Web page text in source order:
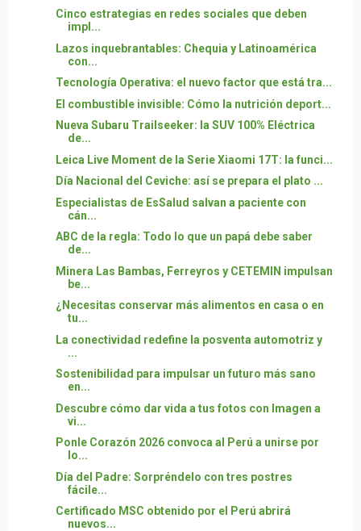
Cinco estrategias en redes sociales que deben
impl...
Lazos inquebrantables: Chequia y Latinoamérica
con...
Tecnología Operativa: el nuevo factor que está tra...
El combustible invisible: Cómo la nutrición deport...
Nueva Subaru Trailseeker: la SUV 100% Eléctrica
de...
Leica Live Moment de la Serie Xiaomi 17T: la funci...
Día Nacional del Ceviche: así se prepara el plato ...
Especialistas de EsSalud salvan a paciente con
cán...
ABC de la regla: Todo lo que un papá debe saber
de...
Minera Las Bambas, Ferreyros y CETEMIN impulsan
be...
¿Necesitas conservar más alimentos en casa o en
tu...
La conectividad redefine la posventa automotriz y
...
Sostenibilidad para impulsar un futuro más sano
en...
Descubre cómo dar vida a tus fotos con Imagen a
vi...
Ponle Corazón 2026 convoca al Perú a unirse por
lo...
Día del Padre: Sorpréndelo con tres postres
fácile...
Certificado MSC obtenido por el Perú abrirá
nuevos...